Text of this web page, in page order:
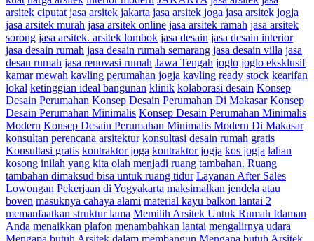
arsitek ciputat jasa arsitek jakarta jasa arsitek joga jasa arsitek jogja
jasa arsitek murah jasa arsitek online jasa arsitek ramah jasa arsitek
sorong jasa arsitek. arsitek lombok jasa desain jasa desain interior
jasa desain rumah jasa desain rumah semarang jasa desain villa jasa
desan rumah jasa renovasi rumah Jawa Tengah joglo joglo eksklusif
kamar mewah kavling perumahan jogja kavling ready stock kearifan
lokal ketinggian ideal bangunan klinik kolaborasi desain Konsep
Desain Perumahan Konsep Desain Perumahan Di Makasar Konsep
Desain Perumahan Minimalis Konsep Desain Perumahan Minimalis
Modern Konsep Desain Perumahan Minimalis Modern Di Makasar
konsultan perencana arsitektur konsultasi desain rumah gratis
Konsultasi gratis kontraktor joga kontraktor jogja kos jogja lahan
kosong inilah yang kita olah menjadi ruang tambahan. Ruang
tambahan dimaksud bisa untuk ruang tidur Layanan After Sales
Lowongan Pekerjaan di Yogyakarta maksimalkan jendela atau
boven masuknya cahaya alami material kayu balkon lantai 2
memanfaatkan struktur lama Memilih Arsitek Untuk Rumah Idaman
Anda menaikkan plafon menambahkan lantai mengalirnya udara
Mengapa butuh Arsitek dalam membangun Mengapa butuh Arsitek